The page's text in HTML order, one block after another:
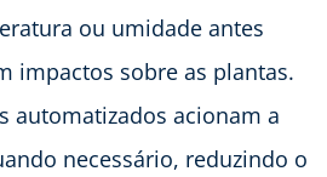
ou umidade antes
impactos sobre as plantas.
automatizados acionam a
necessário, reduzindo o